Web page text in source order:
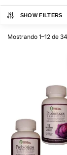
SHOW FILTERS
Mostrando 1–12 de